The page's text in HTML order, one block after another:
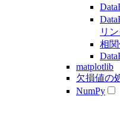
リ
相
matplotlib
欠損値の
NumPy